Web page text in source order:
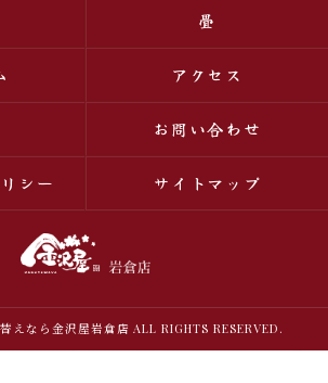
畳
アクセス
お問い合わせ
シー サイトマップ
えなら金沢屋岩倉店 ALL RIGHTS RESERVED.